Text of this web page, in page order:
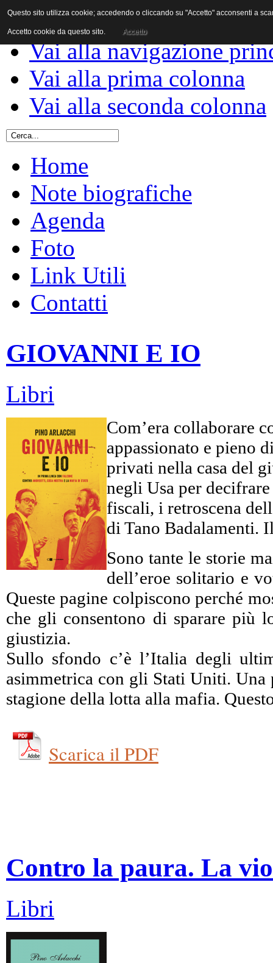
Vai al contenuto
Vai alla navigazione
Vai alla prima colonna
Vai alla seconda colonna
Home
Note biografiche
Agenda
Foto
Link Utili
Contatti
GIOVANNI E IO
Libri
Com’era collaborare
appassionato e pieno
privati nella casa del
negli Usa per
fiscali, i retroscena
di Tano Badalamenti.
Sono tante le storie
dell’eroe solitario e
Queste pagine colpiscono perché
che gli consentono di sparare più
giustizia.
Sullo sfondo c’è l’Italia degli
asimmetrica con gli Stati Uniti. Una
stagione della lotta alla mafia.
Scarica il PDF
Contro la paura. La
Libri
Questo sito utilizza cookie; accedendo o cliccando su "Accetto" acconsenti a
Accetto cookie da questo sito. Accetto